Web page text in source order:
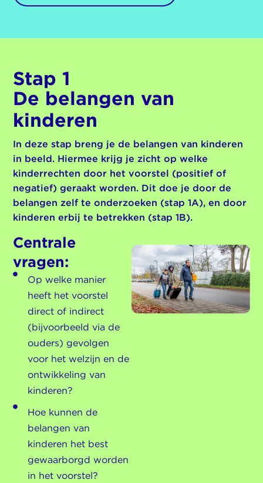
Stap 1
De belangen van
kinderen
In deze stap breng je de belangen van kinderen
in beeld. Hiermee krijg je zicht op welke
kinderrechten door het voorstel (positief of
negatief) geraakt worden. Dit doe je door de
belangen zelf te onderzoeken (stap 1A), en door
kinderen erbij te betrekken (stap 1B).
Centrale
vragen:
Op welke manier
heeft het voorstel
direct of indirect
(bijvoorbeeld via de
ouders) gevolgen
voor het welzijn en de
ontwikkeling van
kinderen?
Hoe kunnen de
belangen van
kinderen het best
gewaarborgd worden
in het voorstel?